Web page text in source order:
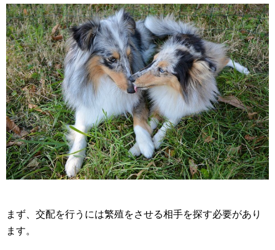
まず、交配を行うには繁殖をさせる相手を探す必要があり
ます。